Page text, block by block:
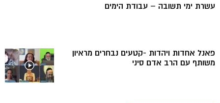
עשרת ימי תשובה – עבודת הימים
פאנל אחדות ויהדות -קטעים נבחרים מראיון
משותף עם הרב אדם סיני